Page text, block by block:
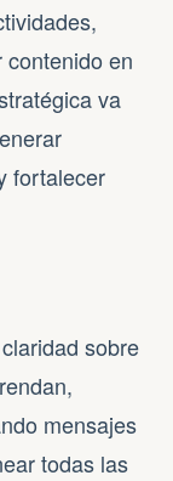
en
va
fortalecer
sobre
mensajes
todas las